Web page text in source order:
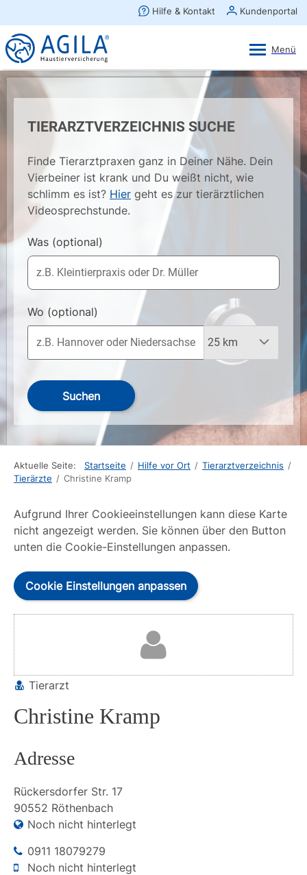
TIERARZTVERZEICHNIS SUCHE
Finde Tierarztpraxen ganz in Deiner Nähe. Dein
Vierbeiner ist krank und Du weißt nicht, wie
schlimm es ist? Hier geht es zur tierärztlichen
Videosprechstunde.
Was (optional)
Wo (optional)
Suchen
Aktuelle Seite: Startseite / Hilfe vor Ort / Tierarztverzeichnis /
Tierärzte / Christine Kramp
Aufgrund Ihrer Cookieeinstellungen kann diese Karte
nicht angezeigt werden. Sie können über den Button
unten die Cookie-Einstellungen anpassen.
Cookie Einstellungen anpassen
Tierarzt
Christine Kramp
Adresse
Rückersdorfer Str. 17
90552 Röthenbach
Noch nicht hinterlegt
0911 18079279
Noch nicht hinterlegt
×
AGILA Kunden-App
Gratis - Im Play Store laden
Ansehen